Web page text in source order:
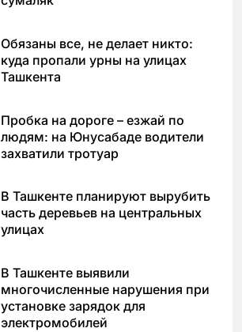
Обязаны все, не делает никто:
куда пропали урны на улицах
Ташкента
Пробка на дороге – езжай по
людям: на Юнусабаде водители
захватили тротуар
В Ташкенте планируют вырубить
часть деревьев на центральных
улицах
В Ташкенте выявили
многочисленные нарушения при
установке зарядок для
электромобилей